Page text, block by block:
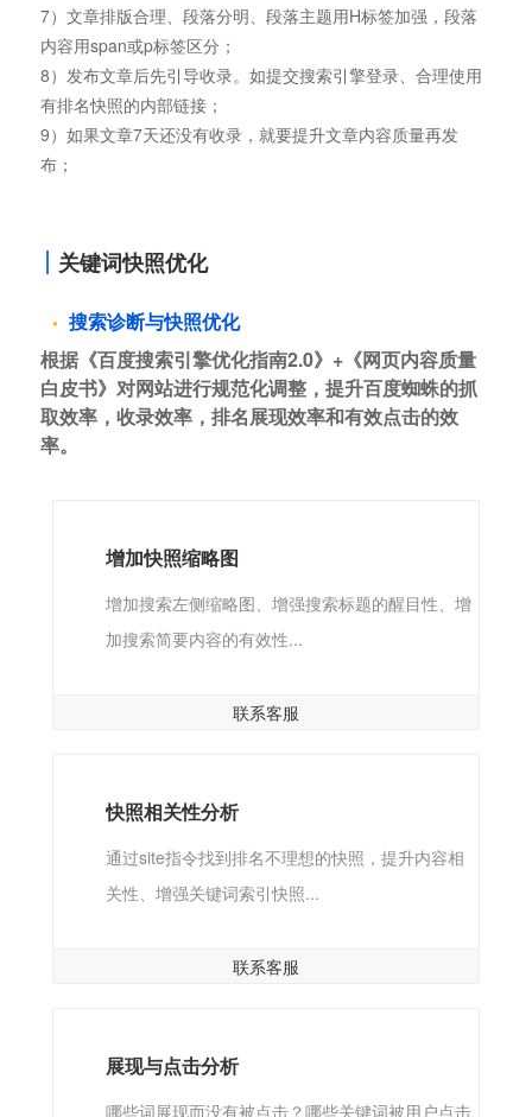
7）文章排版合理、段落分明、段落主题用H标签加强，段落
内容用span或p标签区分；
8）发布文章后先引导收录。如提交搜索引擎登录、合理使用
有排名快照的内部链接；
9）如果文章7天还没有收录，就要提升文章内容质量再发
布；
关键词快照优化
搜索诊断与快照优化
根据《百度搜索引擎优化指南2.0》+《网页内容质量
白皮书》对网站进行规范化调整，提升百度蜘蛛的抓
取效率，收录效率，排名展现效率和有效点击的效
率。
增加快照缩略图
增加搜索左侧缩略图、增强搜索标题的醒目性、增
加搜索简要内容的有效性...
联系客服
快照相关性分析
通过site指令找到排名不理想的快照，提升内容相
关性、增强关键词索引快照...
联系客服
展现与点击分析
哪些词展现而没有被点击？哪些关键词被用户点击